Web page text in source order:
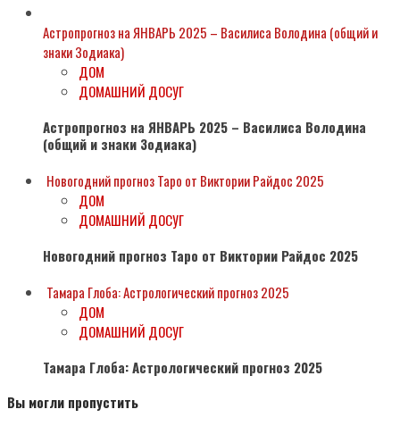
Астропрогноз на ЯНВАРЬ 2025 – Василиса Володина (общий и
знаки Зодиака)
ДОМ
ДОМАШНИЙ ДОСУГ
Астропрогноз на ЯНВАРЬ 2025 – Василиса Володина
(общий и знаки Зодиака)
Новогодний прогноз Таро от Виктории Райдос 2025
ДОМ
ДОМАШНИЙ ДОСУГ
Новогодний прогноз Таро от Виктории Райдос 2025
Тамара Глоба: Астрологический прогноз 2025
ДОМ
ДОМАШНИЙ ДОСУГ
Тамара Глоба: Астрологический прогноз 2025
Вы могли пропустить